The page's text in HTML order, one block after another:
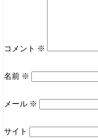
コメント ※
名前 ※
メール ※
サイト